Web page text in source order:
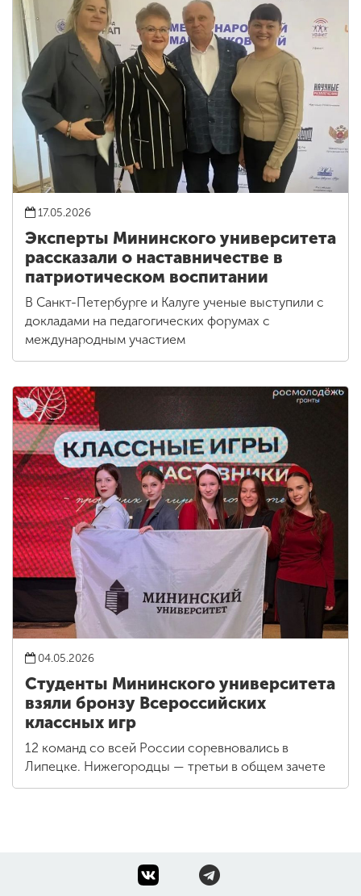
17.05.2026
Эксперты Мининского университета
рассказали о наставничестве в
патриотическом воспитании
В Санкт-Петербурге и Калуге ученые выступили с
докладами на педагогических форумах с
международным участием
04.05.2026
Студенты Мининского университета
взяли бронзу Всероссийских
классных игр
12 команд со всей России соревновались в
Липецке. Нижегородцы — третьи в общем зачете